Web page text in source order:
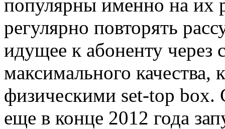
популярны именно на их
регулярно повторять
идущее к абоненту через
максимального качества,
физическими set-top box.
еще в конце 2012 года